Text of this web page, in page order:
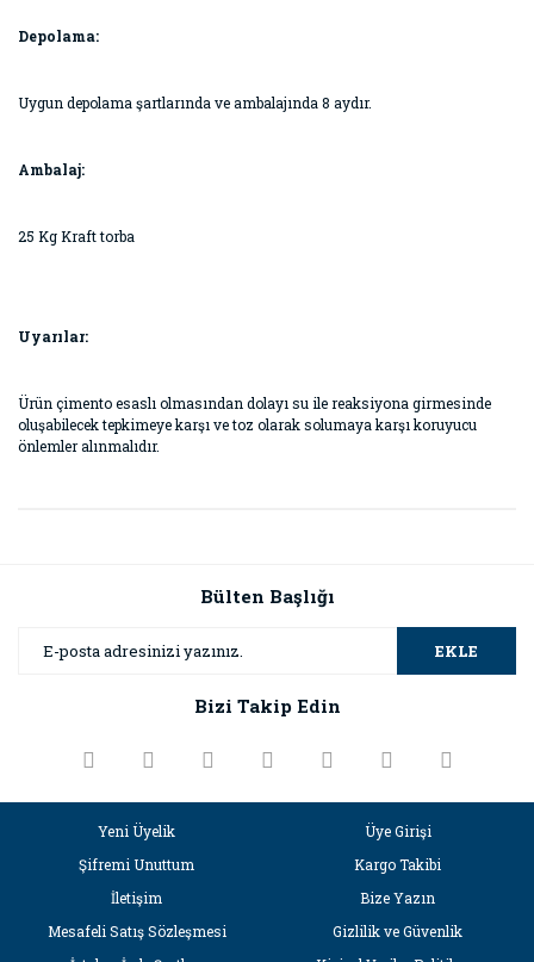
Depolama:
Uygun depolama şartlarında ve ambalajında 8 aydır.
Ambalaj:
25 Kg Kraft torba
Uyarılar:
Ürün çimento esaslı olmasından dolayı su ile reaksiyona girmesinde
oluşabilecek tepkimeye karşı ve toz olarak solumaya karşı koruyucu
önlemler alınmalıdır.
Görüş ve önerileriniz için teşekkür ederiz.
Ürün resmi kalitesiz, bozuk veya görüntülenemiyor.
Ürün bilgilerinde hatalar bulunuyor.
Bülten Başlığı
EKLE
Bizi Takip Edin
Yeni Üyelik
Üye Girişi
Şifremi Unuttum
Kargo Takibi
İletişim
Bize Yazın
Mesafeli Satış Sözleşmesi
Gizlilik ve Güvenlik